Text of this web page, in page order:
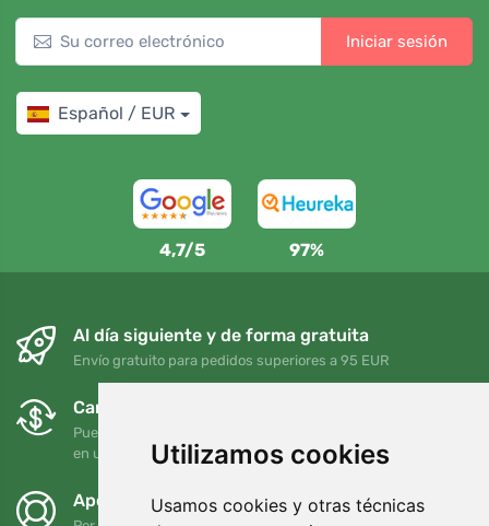
Utilizamos cookies
Usamos cookies y otras técnicas
Iniciar sesión
Español / EUR
4,7/5 97%
Al día siguiente y de forma gratuita
Envío gratuito para pedidos superiores a 95 EUR
Cambios y devoluciones gratuitos
Puede devolver o cambiar su pedido en cualquier momento
en un plazo de 90 días
Apoyamos a Trees.org